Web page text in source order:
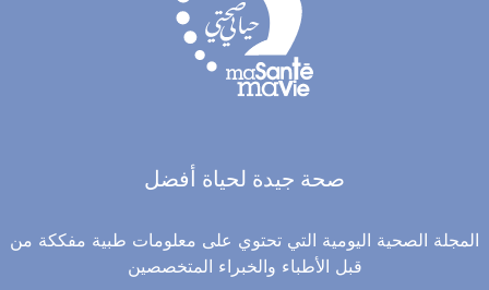
صحة جيدة لحياة أفضل
المجلة الصحية اليومية التي تحتوي على معلومات طبية مفككة من
قبل الأطباء والخبراء المتخصصين